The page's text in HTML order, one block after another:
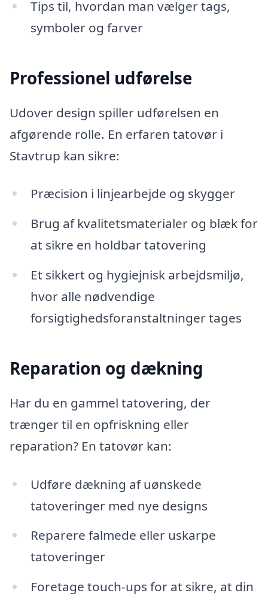
Tips til, hvordan man vælger tags,
symboler og farver
Professionel udførelse
Udover design spiller udførelsen en
afgørende rolle. En erfaren tatovør i
Stavtrup kan sikre:
Præcision i linjearbejde og skygger
Brug af kvalitetsmaterialer og blæk for
at sikre en holdbar tatovering
Et sikkert og hygiejnisk arbejdsmiljø,
hvor alle nødvendige
forsigtighedsforanstaltninger tages
Reparation og dækning
Har du en gammel tatovering, der
trænger til en opfriskning eller
reparation? En tatovør kan:
Udføre dækning af uønskede
tatoveringer med nye designs
Reparere falmede eller uskarpe
tatoveringer
Foretage touch-ups for at sikre, at din